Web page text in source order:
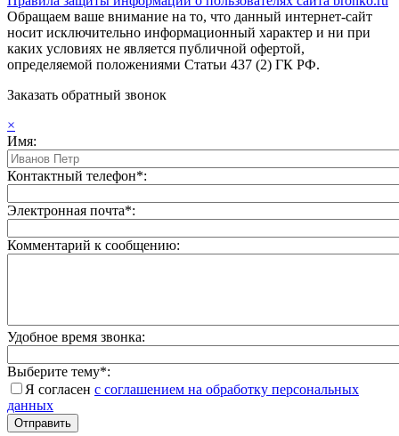
Обращаем ваше внимание на то, что данный интернет-сайт
носит исключительно информационный характер и ни при
каких условиях не является публичной офертой,
определяемой положениями Статьи 437 (2) ГК РФ.
Заказать обратный звонок
×
Имя:
Контактный телефон*:
Электронная почта*:
Комментарий к сообщению:
Удобное время звонка:
Выберите тему*:
Я согласен с соглашением на обработку персональных
данных